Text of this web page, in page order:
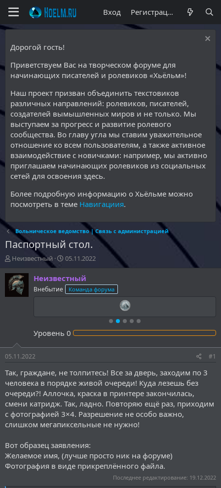
Вход Регистрация
Дорогой гость!
Приветствуем Вас на творческом форуме для
начинающих писателей и ролевиков «Хьёльм»!
Наш проект призван объединить текстовиков
различных направлений: ролевиков, писателей,
создателей вымышленных миров и не только. Мы
выступаем за прогресс и развитие ролевого
сообщества. Во главу угла мы ставим уважительное
отношение ко всем пользователям, а также активное
взаимодействие с новичками: например, мы активно
приглашаем начинающих ролевиков из социальных
сетей для освоения здесь.
Более подробную информацию о Хьёльме можно
посмотреть в теме Навигациия.
Вольническое ведомство | Связь с администрацией
Паспортный стол.
А
т
о
р
Неизвестный
Д
т
а
н
л
а
05.11.2022
Неизвестный
Внебытие Команда форума
Уровень 0
05.11.2022 #1
Так, граждане, не толпитесь! Все за дверь, заходим по 3
человека в порядке живой очереди! Куда лезешь без
очереди?! Аллочка, краска в принтере закончилась,
смени катридж. Так, ладно. Повторяю ещё раз, приходим
с фотографией 3×4. Разрешение не особо важно,
слишком мегапиксельные не нужно!
Вот образец заявления:
Желаемое имя, (лучше просто ник на форуме)
Фотография в виде прикреплëнного файла.
Последнее редактирование: 19.12.2022